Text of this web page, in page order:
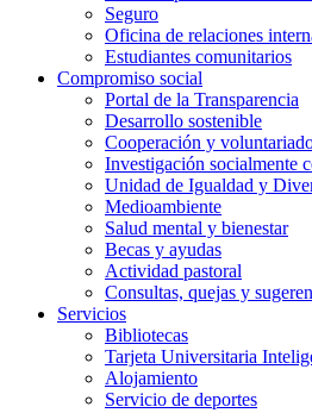
Seguro
Oficina de relaciones
Estudiantes comunitarios
Compromiso social
Portal de la Transparencia
Desarrollo sostenible
Cooperación y
Investigación socialmente
Unidad de Igualdad y
Medioambiente
Salud mental y bienestar
Becas y ayudas
Actividad pastoral
Consultas, quejas y
Servicios
Bibliotecas
Tarjeta Universitaria
Alojamiento
Servicio de deportes